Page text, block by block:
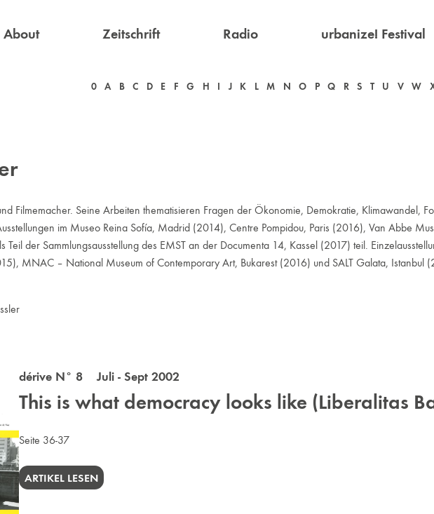
About Zeitschrift Radio urbanize! Festival
0 A B C D E F G H I J K L M N O P Q R S T U V W
Filmemacher. Seine Arbeiten thematisieren Fragen der Ökonomie, Demokratie, Klimawandel,
im Museo Reina Sofía, Madrid (2014), Centre Pompidou, Paris (2016), Van Abbe
Teil der Sammlungsausstellung des EMST an der Documenta 14, Kassel (2017) teil.
MNAC – National Museum of Contemporary Art, Bukarest (2016) und SALT Galata, Istanbul
dérive N° 8 Juli - Sept 2002
This is what democracy looks like (Liberalitas
Seite 36-37
ARTIKEL LESEN